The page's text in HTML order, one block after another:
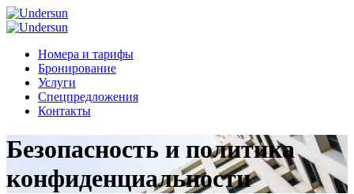
Номера и тарифы
Бронирование
Услуги
Спецпредложения
Контакты
Безопасность и политика
конфиденциальности